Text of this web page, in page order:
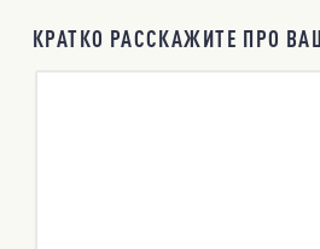
КРАТКО РАССКАЖИТЕ ПРО